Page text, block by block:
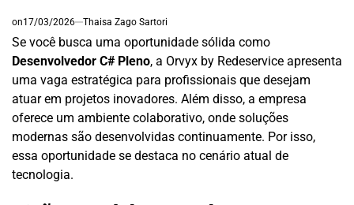
on17/03/2026 Thaisa Zago Sartori
Se você busca uma oportunidade sólida como
Desenvolvedor C# Pleno, a Orvyx by Redeservice apresenta
uma vaga estratégica para profissionais que desejam
atuar em projetos inovadores. Além disso, a empresa
oferece um ambiente colaborativo, onde soluções
modernas são desenvolvidas continuamente. Por isso,
essa oportunidade se destaca no cenário atual de
tecnologia.